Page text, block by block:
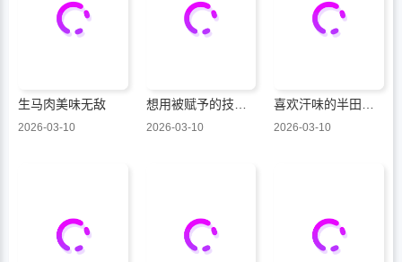
生马肉美味无敌
2026-03-10
想用被赋予的技能挣钱和异国美女们一起嬉戏
2026-03-10
喜欢汗味的半田同学正渴望品鉴
2026-03-10